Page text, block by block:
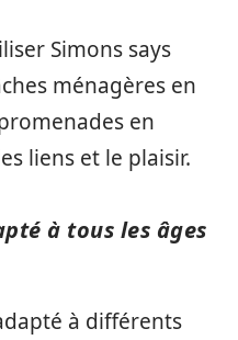
Simons says
ménagères en
en
liens et le plaisir.
à tous les âges
à différents